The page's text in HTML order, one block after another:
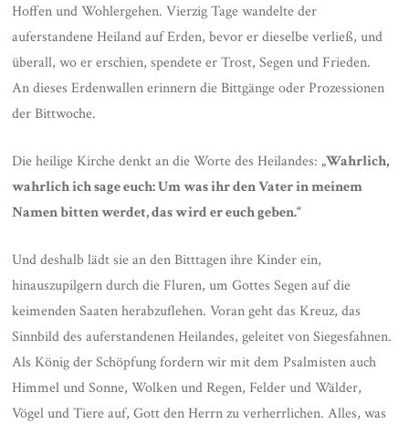
Hoffen und Wohlergehen. Vierzig Tage wandelte der
auferstandene Heiland auf Erden, bevor er dieselbe verließ, und
überall, wo er erschien, spendete er Trost, Segen und Frieden.
An dieses Erdenwallen erinnern die Bittgänge oder Prozessionen
der Bittwoche.
Die heilige Kirche denkt an die Worte des Heilandes:„Wahrlich,
wahrlich ich sage euch: Um was ihr den Vater in meinem
Namen bitten werdet, das wird er euch geben.“
Und deshalb lädt sie an den Bitttagen ihre Kinder ein,
hinauszupilgern durch die Fluren, um Gottes Segen auf die
keimenden Saaten herabzuflehen. Voran geht das Kreuz, das
Sinnbild des auferstandenen Heilandes, geleitet von Siegesfahnen.
Als König der Schöpfung fordern wir mit dem Psalmisten auch
Himmel und Sonne, Wolken und Regen, Felder und Wälder,
Vögel und Tiere auf, Gott den Herrn zu verherrlichen. Alles, was